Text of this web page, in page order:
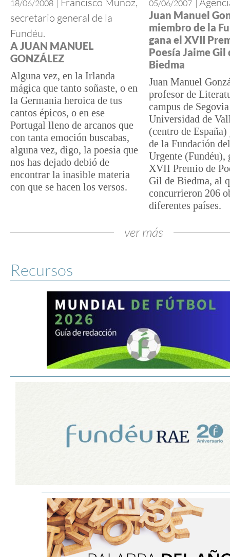
18/06/2008 |
secretario general de la
Fundéu.
A JUAN MANUEL
GONZÁLEZ
Alguna vez, en la Irlanda
mágica que tanto soñaste, o en
la Germania heroica de tus
cantos épicos, o en ese
Portugal lleno de arcanos que
con tanta emoción buscabas,
alguna vez, digo, la poesía que
nos has dejado debió de
encontrar la inasible materia
con que se hacen los versos.
05/06/2007 |
Juan Manuel
miembro de la
gana el XVII
Poesía Jaime Gil
Biedma
Juan Manuel
profesor de
campus de
Universidad de
(centro de
de la Fundación
Urgente (Fundéu),
XVII Premio de
Gil de Biedma, al
concurrieron 206
diferentes países.
ver más
Recursos